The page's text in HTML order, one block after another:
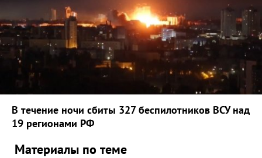
В течение ночи сбиты 327 беспилотников ВСУ над
19 регионами РФ
Материалы по теме